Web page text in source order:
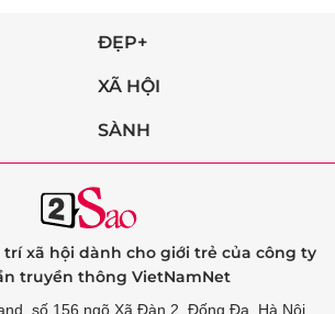
ĐẸP+
XÃ HỘI
SÀNH
xã hội dành cho giới trẻ của công ty
truyền thông VietNamNet
số 156 ngõ Xã Đàn 2, Đống Đa, Hà Nội